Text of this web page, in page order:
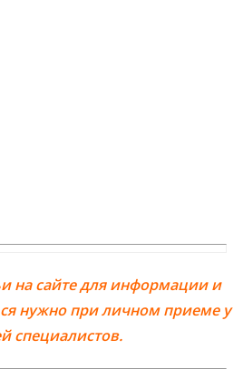
на сайте для информации и
нужно при личном приеме у
специалистов.